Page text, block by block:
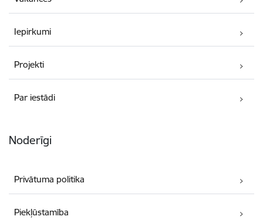
Iepirkumi
Projekti
Par iestādi
Noderīgi
Privātuma politika
Piekļūstamība